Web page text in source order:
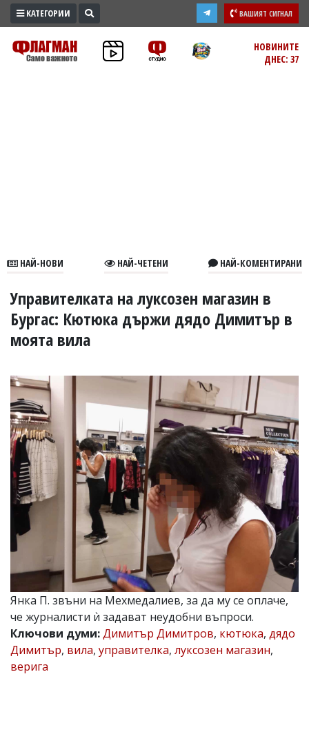
ПРОМО
ЗОНА
В
УКРАЙНА
СПОРТ
БИЗНЕС
ЮГ
Управители:
Веселин
Василев,
email:
v.vasilev@flagman.bg
Катя
Касабова,
еmail:
k.kassabova@flagman.bg
Главен
Иван
email:
office@flagman.bg
Коментарите
под
статиите
се
КАТЕГОРИИ ВАШИЯТ СИГНАЛ
НОВИНИТЕ
ДНЕС: 37
НАЙ-НОВИ НАЙ-ЧЕТЕНИ НАЙ-КОМЕНТИРАНИ
Управителката на луксозен магазин в
Бургас: Кютюка държи дядо Димитър в
моята вила
Янка П. звъни на Мехмедалиев, за да му се оплаче,
че журналисти ѝ задават неудобни въпроси.
Ключови думи:Димитър Димитров, кютюка, дядо
Димитър, вила, управителка, луксозен магазин,
верига